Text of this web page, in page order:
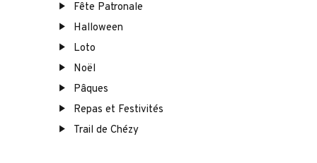
Fête Patronale
Halloween
Loto
Noël
Pâques
Repas et Festivités
Trail de Chézy